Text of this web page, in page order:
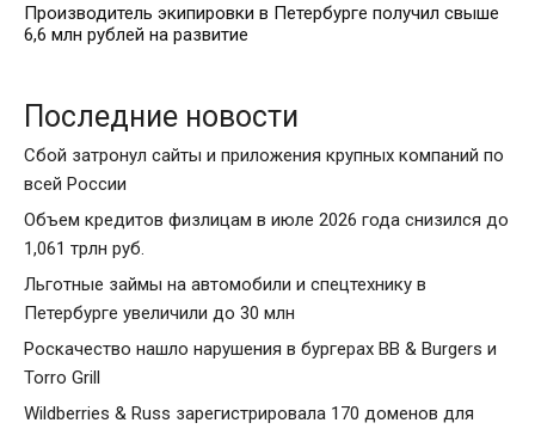
Производитель экипировки в Петербурге получил свыше
6,6 млн рублей на развитие
Последние новости
Сбой затронул сайты и приложения крупных компаний по
всей России
Объем кредитов физлицам в июле 2026 года снизился до
1,061 трлн руб.
Льготные займы на автомобили и спецтехнику в
Петербурге увеличили до 30 млн
Роскачество нашло нарушения в бургерах BB & Burgers и
Torro Grill
Wildberries & Russ зарегистрировала 170 доменов для